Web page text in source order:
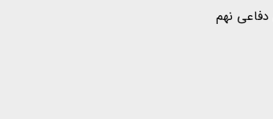
نهم